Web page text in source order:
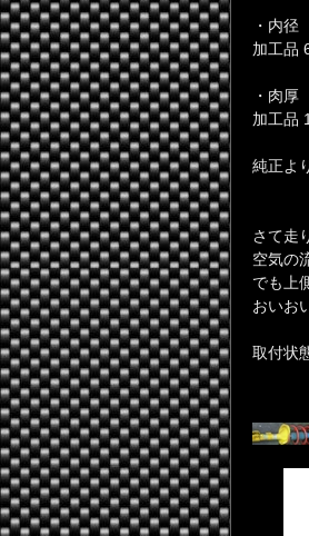
・内径
加工品
・肉厚
加工品
純正よ
さて走
空気の
でも上
おいお
取付状